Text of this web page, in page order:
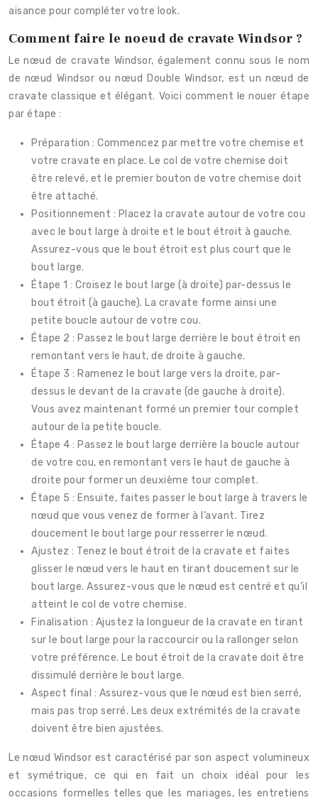
aisance pour compléter votre look.
Comment faire le noeud de cravate Windsor ?
Le nœud de cravate Windsor, également connu sous le nom
de nœud Windsor ou nœud Double Windsor, est un nœud de
cravate classique et élégant. Voici comment le nouer étape
par étape :
Préparation : Commencez par mettre votre chemise et
votre cravate en place. Le col de votre chemise doit
être relevé, et le premier bouton de votre chemise doit
être attaché.
Positionnement : Placez la cravate autour de votre cou
avec le bout large à droite et le bout étroit à gauche.
Assurez-vous que le bout étroit est plus court que le
bout large.
Étape 1 : Croisez le bout large (à droite) par-dessus le
bout étroit (à gauche). La cravate forme ainsi une
petite boucle autour de votre cou.
Étape 2 : Passez le bout large derrière le bout étroit en
remontant vers le haut, de droite à gauche.
Étape 3 : Ramenez le bout large vers la droite, par-
dessus le devant de la cravate (de gauche à droite).
Vous avez maintenant formé un premier tour complet
autour de la petite boucle.
Étape 4 : Passez le bout large derrière la boucle autour
de votre cou, en remontant vers le haut de gauche à
droite pour former un deuxième tour complet.
Étape 5 : Ensuite, faites passer le bout large à travers le
nœud que vous venez de former à l’avant. Tirez
doucement le bout large pour resserrer le nœud.
Ajustez : Tenez le bout étroit de la cravate et faites
glisser le nœud vers le haut en tirant doucement sur le
bout large. Assurez-vous que le nœud est centré et qu’il
atteint le col de votre chemise.
Finalisation : Ajustez la longueur de la cravate en tirant
sur le bout large pour la raccourcir ou la rallonger selon
votre préférence. Le bout étroit de la cravate doit être
dissimulé derrière le bout large.
Aspect final : Assurez-vous que le nœud est bien serré,
mais pas trop serré. Les deux extrémités de la cravate
doivent être bien ajustées.
Le nœud Windsor est caractérisé par son aspect volumineux
et symétrique, ce qui en fait un choix idéal pour les
occasions formelles telles que les mariages, les entretiens